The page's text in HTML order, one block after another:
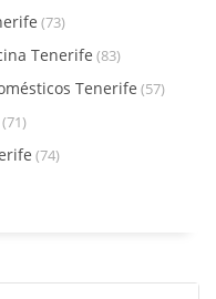
(73)
Tenerife (83)
Tenerife (57)
(71)
(74)